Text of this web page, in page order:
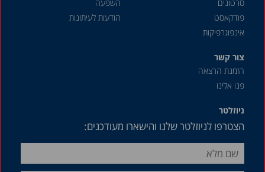
סרטונים
פודקאסט
אינפוגרפיקות
השפעה
הודעות לעיתונות
צור קשר
הזמנת הרצאה
פנו אלינו
ניוזלטר
הצטרפו לניוזלטר שלנו והישארו מעודכנים: